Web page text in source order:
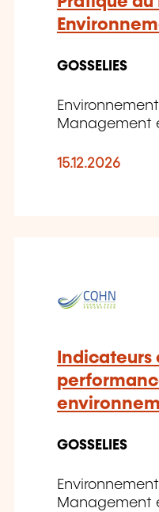
GOSSELIES
Management
15.12.2026
Indicateurs
GOSSELIES
Management